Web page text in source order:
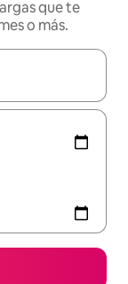
que te
o más.
con las